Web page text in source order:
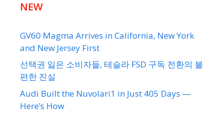
NEW
GV60 Magma Arrives in California, New York
and New Jersey First
선택권 잃은 소비자들, 테슬라 FSD 구독 전환의 불
편한 진실
Audi Built the Nuvolari1 in Just 405 Days —
Here’s How